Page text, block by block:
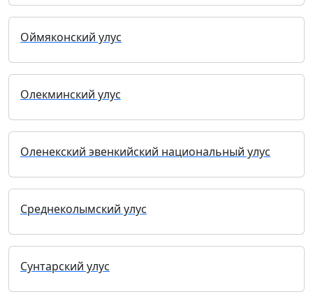
Оймяконский улус
Олекминский улус
Оленекский эвенкийский национальный улус
Среднеколымский улус
Сунтарский улус